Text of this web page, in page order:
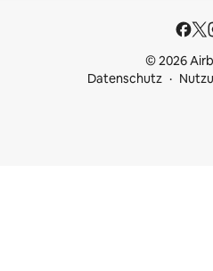
© 2026
Datenschutz